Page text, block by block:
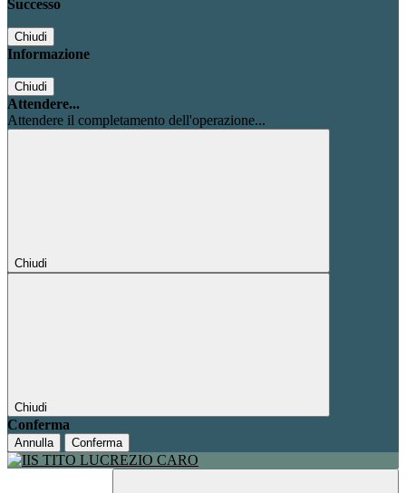
Successo
Chiudi
Informazione
Chiudi
Attendere...
Attendere il completamento dell'operazione...
Chiudi
Chiudi
Conferma
Annulla Conferma